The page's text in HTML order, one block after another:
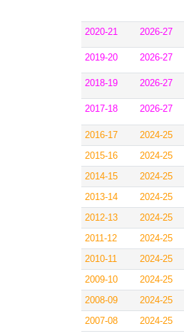
2020-21 2026-27
2019-20 2026-27
2018-19 2026-27
2017-18 2026-27
2016-17 2024-25
2015-16
2024-25
2014-15
2024-25
2013-14
2024-25
2012-13
2024-25
2011-12
2024-25
2010-11
2024-25
2009-10
2024-25
2008-09
2024-25
2007-08
2024-25